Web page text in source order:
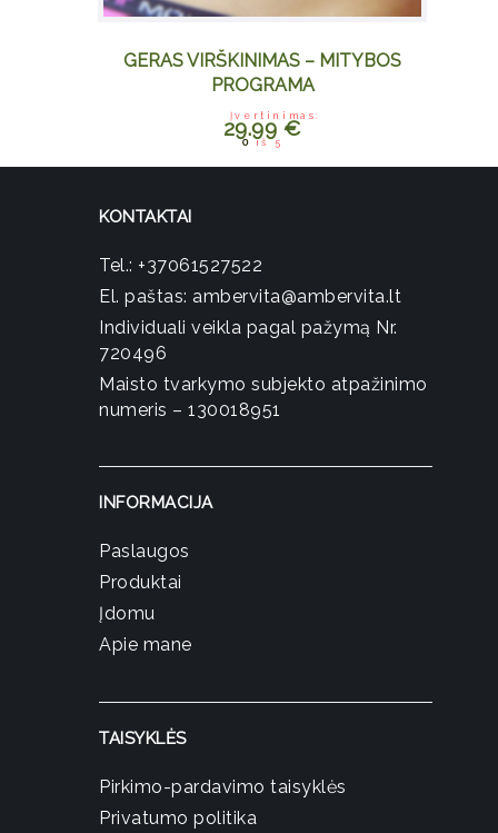
GERAS VIRŠKINIMAS – MITYBOS
PROGRAMA
Įvertinimas:
0 iš 5
29.99 €
KONTAKTAI
Tel.: +37061527522
El. paštas: ambervita@ambervita.lt
Individuali veikla pagal pažymą Nr.
720496
Maisto tvarkymo subjekto atpažinimo
numeris – 130018951
INFORMACIJA
Paslaugos
Produktai
Įdomu
Apie mane
TAISYKLĖS
Pirkimo-pardavimo taisyklės
Privatumo politika